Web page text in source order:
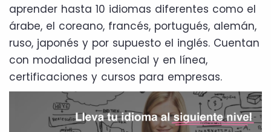
aprender hasta 10 idiomas diferentes como el
árabe, el coreano, francés, portugués, alemán,
ruso, japonés y por supuesto el inglés. Cuentan
con modalidad presencial y en línea,
certificaciones y cursos para empresas.